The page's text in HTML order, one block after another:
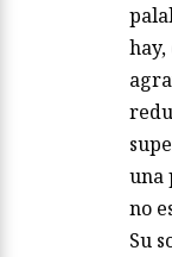
una
no
Su